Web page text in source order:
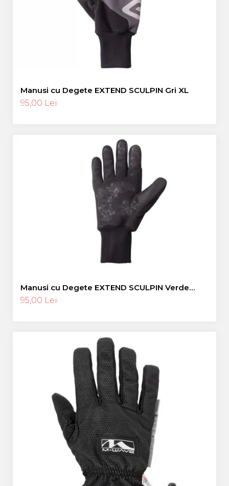
Manusi cu Degete EXTEND SCULPIN Gri XL
95,00 Lei
Manusi cu Degete EXTEND SCULPIN Verde
Neon L
95,00 Lei